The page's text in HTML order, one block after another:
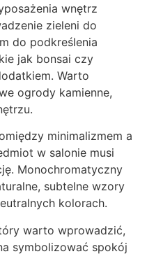
wnętrz
zieleni do
do podkreślenia
jak bonsai czy
Warto
ogrody kamienne,
minimalizmem a
w salonie musi
Monochromatyczny
subtelne wzory
kolorach.
warto wprowadzić,
symbolizować spokój